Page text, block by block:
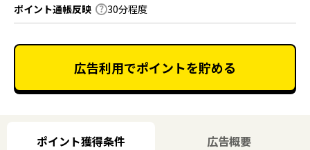
ポイント通帳反映 30分程度
広告利用でポイントを貯める
ポイント獲得条件 広告概要